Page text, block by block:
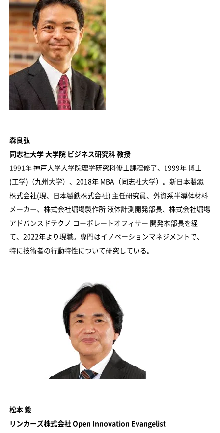
森良弘
同志社大学 大学院 ビジネス研究科 教授
1991年 神戸大学大学院理学研究科修士課程修了、1999年 博士
(工学)（九州大学）、2018年 MBA（同志社大学）。新日本製鐵
株式会社(現、日本製鉄株式会社) 主任研究員、外資系半導体材料
メーカー、株式会社堀場製作所 液体計測開発部長、株式会社堀場
アドバンスドテクノ コーポレートオフィサー 開発本部長を経
て、2022年より現職。専門はイノベーションマネジメントで、
特に技術者の行動特性について研究している。
松本 毅
リンカーズ株式会社 Open Innovation Evangelist